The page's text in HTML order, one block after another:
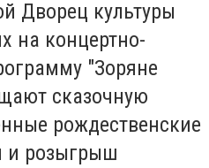
Дворец культуры
на концертно-
"Зоряне
сказочную
рождественские
и розыгрыш